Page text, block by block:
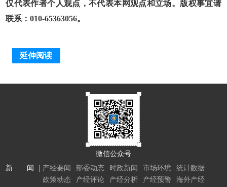
仅代表作者个人观点，不代表本网观点和立场。版权事宜请
联系：010-65363056。
延伸阅读
微信公众号
新 闻
产经要闻 部委动态 时政新闻 市场环境
统计数据
政策动态
产经评论 产经分析 产经预警
海外产经